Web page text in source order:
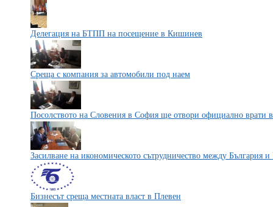
Делегация на БТПП на посещение в Кишинев
Среща с компания за автомобили под наем
Посолството на Словения в София ще отвори официално врати
Засилване на икономическото сътрудничество между България и
Бизнесът среща местната власт в Плевен